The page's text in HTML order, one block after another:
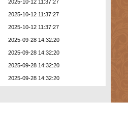
2025-10-12 11:37:27
2025-10-12 11:37:27
2025-10-12 11:37:27
2025-09-28 14:32:20
2025-09-28 14:32:20
2025-09-28 14:32:20
2025-09-28 14:32:20